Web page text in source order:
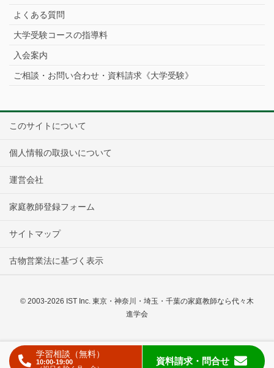
よくある質問
大学受験コースの指導料
入会案内
ご相談・お問い合わせ・資料請求《大学受験》
このサイトについて
個人情報の取扱いについて
運営会社
家庭教師登録フォーム
サイトマップ
古物営業法に基づく表示
© 2003-2026 IST Inc. 東京・神奈川・埼玉・千葉の家庭教師なら代々木
進学会
学習相談（無料）
10:00-19:00
資料請求・問合せ